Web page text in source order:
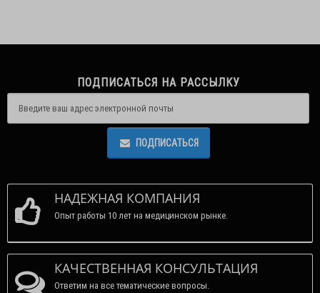
ПОДПИСАТЬСЯ НА РАССЫЛКУ
ПОДПИСАТЬСЯ
НАДЕЖНАЯ КОМПАНИЯ
Опыт работы 10 лет на медицинском рынке.
КАЧЕСТВЕННАЯ КОНСУЛЬТАЦИЯ
Ответим на все тематические вопросы.